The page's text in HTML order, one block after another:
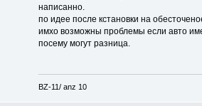
написанно.
по идее после кстановки на
имхо возможны проблемы если авто
посему могут разница.
BZ-11/ anz 10